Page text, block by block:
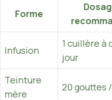
Forme
Infusion
1 cuillère à
jour
Teinture
mère
20 gouttes